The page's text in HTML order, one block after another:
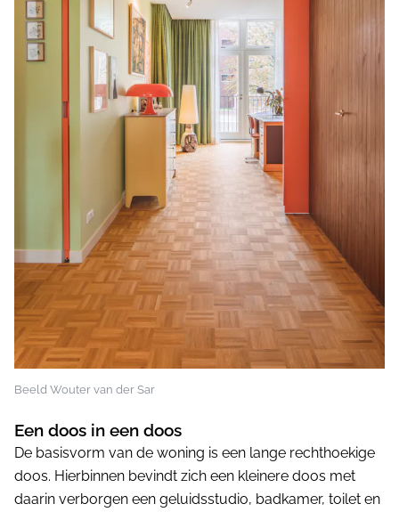
Beeld Wouter van der Sar
Een doos in een doos
De basisvorm van de woning is een lange rechthoekige
doos. Hierbinnen bevindt zich een kleinere doos met
daarin verborgen een geluidsstudio, badkamer, toilet en